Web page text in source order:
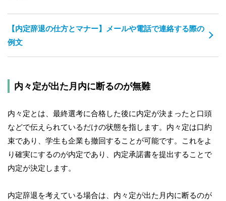
【内定辞退の仕方とマナー】メールや電話で連絡する際の
例文
内々定が出た月内に断るのが無難
内々定とは、最終選考に合格した後に内定が決まったと口頭
などで伝えられているだけの状態を指します。内々定は口約
束であり、学生も企業も撤回することが可能です。これをよ
り確実にするのが内定であり、内定承諾書を提出することで
内定が決定します。
内定辞退を考えている場合は、内々定が出た月内に断るのが